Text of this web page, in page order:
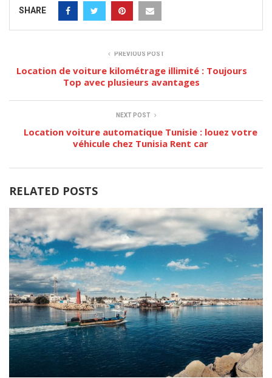
SHARE
PREVIOUS POST
Location de voiture kilométrage illimité : Toujours
Top avec plusieurs avantages
NEXT POST
Location voiture automatique Tunisie : louez votre
véhicule chez Tunisia Rent car
RELATED POSTS